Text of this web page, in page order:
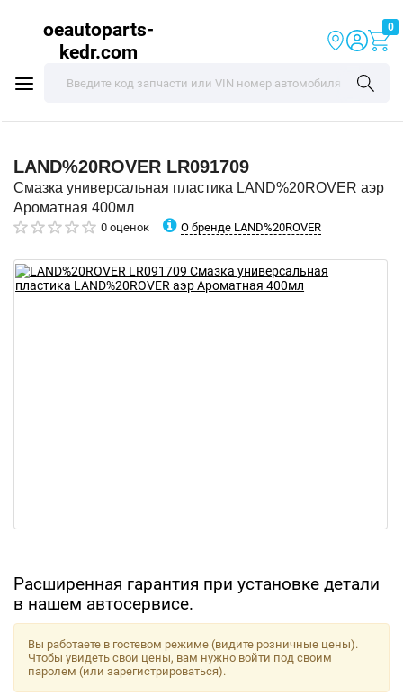
oeautoparts-
kedr.com
0
LAND%20ROVER LR091709
Смазка универсальная пластика LAND%20ROVER аэр
Ароматная 400мл
0 оценок О бренде LAND%20ROVER
Расширенная гарантия при установке детали
в нашем автосервисе.
Вы работаете в гостевом режиме (видите розничные цены).
Чтобы увидеть свои цены, вам нужно войти под своим
паролем (или зарегистрироваться).